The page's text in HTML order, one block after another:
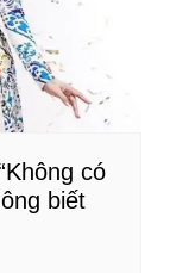
có
biết